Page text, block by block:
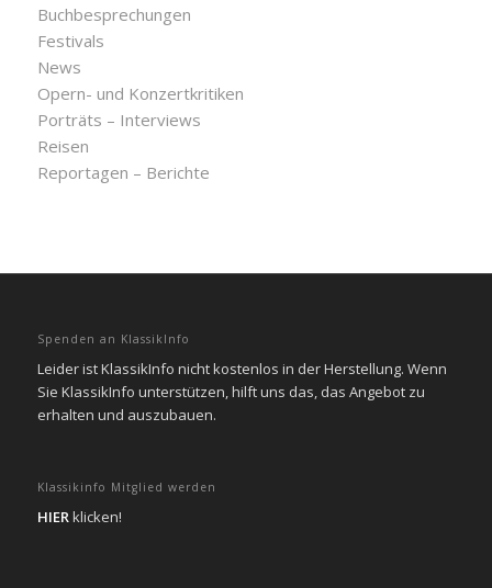
Buchbesprechungen
Festivals
News
Opern- und Konzertkritiken
Porträts – Interviews
Reisen
Reportagen – Berichte
Spenden an KlassikInfo
Leider ist KlassikInfo nicht kostenlos in der Herstellung. Wenn
Sie KlassikInfo unterstützen, hilft uns das, das Angebot zu
erhalten und auszubauen.
Klassikinfo Mitglied werden
HIERklicken!